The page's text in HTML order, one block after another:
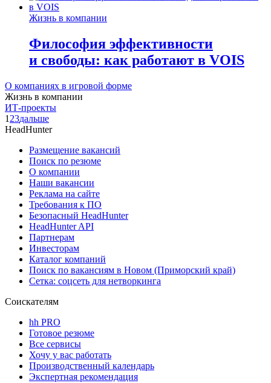
Жизнь в компании
Философия эффективности
и свободы: как работают в VOIS
О компаниях в игровой форме
Жизнь в компании
ИТ-проекты
1 23дальше
HeadHunter
Размещение вакансий
Поиск по резюме
О компании
Наши вакансии
Реклама на сайте
Требования к ПО
Безопасный HeadHunter
HeadHunter API
Партнерам
Инвесторам
Каталог компаний
Поиск по вакансиям в Новом (Приморский край)
Сетка: соцсеть для нетворкинга
Соискателям
hh PRO
Готовое резюме
Все сервисы
Хочу у вас работать
Производственный календарь
Экспертная рекомендация